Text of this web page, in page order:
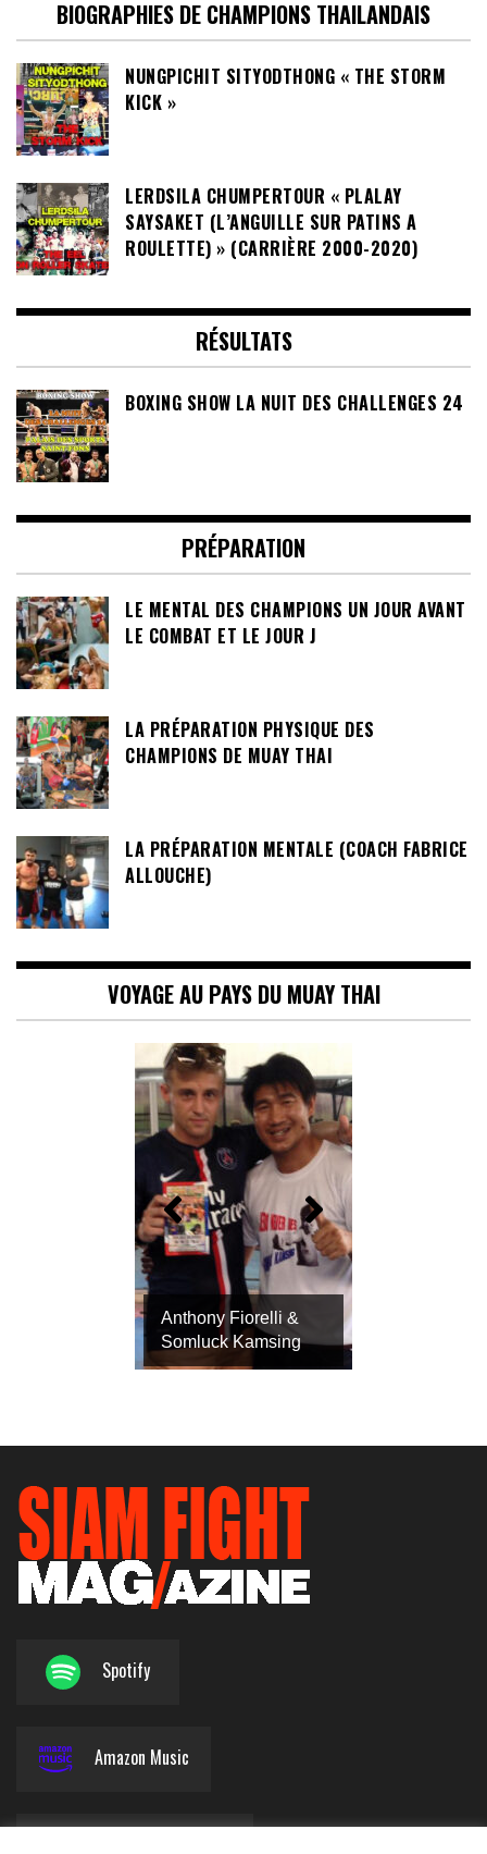
BIOGRAPHIES DE CHAMPIONS THAILANDAIS
NUNGPICHIT SITYODTHONG « THE STORM
KICK »
LERDSILA CHUMPERTOUR « PLALAY
SAYSAKET (L’ANGUILLE SUR PATINS A
ROULETTE) » (CARRIÈRE 2000-2020)
RÉSULTATS
BOXING SHOW LA NUIT DES CHALLENGES 24
PRÉPARATION
LE MENTAL DES CHAMPIONS UN JOUR AVANT
LE COMBAT ET LE JOUR J
LA PRÉPARATION PHYSIQUE DES
CHAMPIONS DE MUAY THAI
LA PRÉPARATION MENTALE (COACH FABRICE
ALLOUCHE)
VOYAGE AU PAYS DU MUAY THAI
Anthony Fiorelli &
Somluck Kamsing
Spotify
Amazon Music